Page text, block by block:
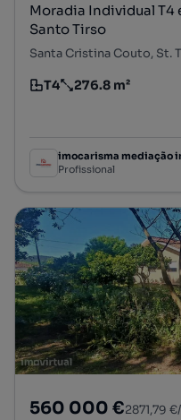
Moradia Individual T4
Santo Tirso
Tipologia
T4
Preço por metro
276.8 m²
imocarisma mediação
Profissional
560 000 €2871,79